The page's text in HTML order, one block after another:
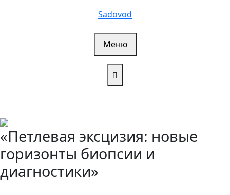
Sadovod
Меню
«Петлевая эксцизия: новые
горизонты биопсии и
диагностики»